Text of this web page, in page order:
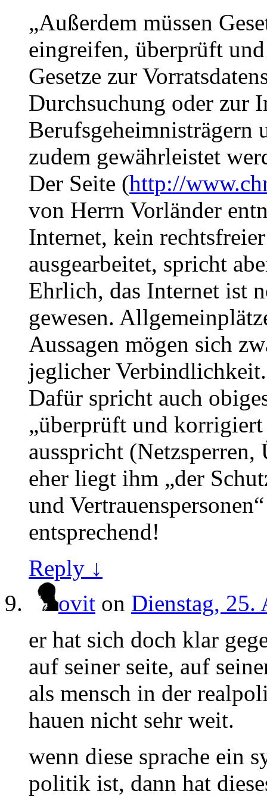
„Außerdem müssen
eingreifen, überprüft
Gesetze zur
Durchsuchung oder zur
Berufsgeheimnisträgern
zudem gewährleistet
Der Seite (http://
von Herrn Vorländer
Internet, kein
ausgearbeitet, spricht
Ehrlich, das Internet ist
gewesen.
Aussagen mögen sich
jeglicher Verbindlichkeit.
Dafür spricht auch
„überprüft und korrigiert
ausspricht
eher liegt ihm „der
und
entsprechend!
Reply ↓
ovit on Dienstag, 25.
er hat sich doch klar
auf seiner seite, auf
als mensch in der
hauen nicht sehr weit.
wenn diese sprache ein
politik ist, dann hat